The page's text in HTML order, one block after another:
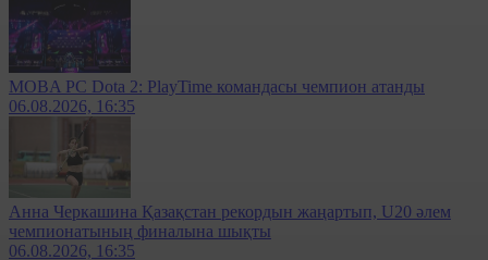
MOBA PC Dota 2: PlayTime командасы чемпион атанды
06.08.2026, 16:35
Анна Черкашина Қазақстан рекордын жаңартып, U20 әлем
чемпионатының финалына шықты
06.08.2026, 16:35